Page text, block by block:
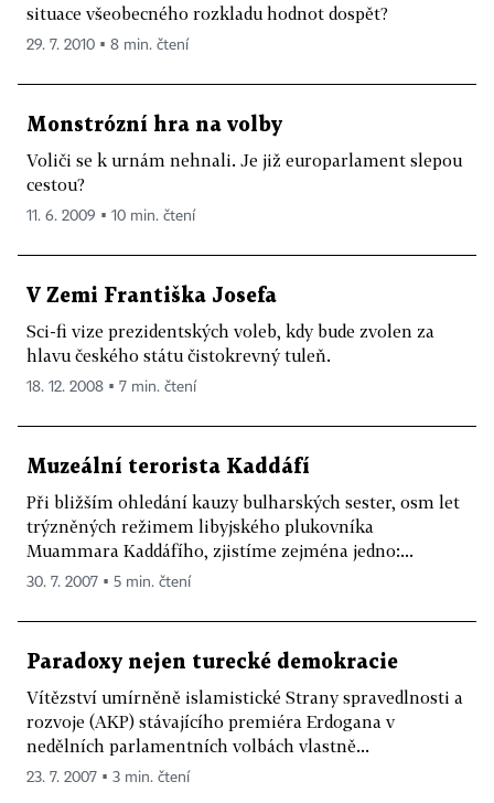
situace všeobecného rozkladu hodnot dospět?
29. 7. 2010 ▪ 8 min. čtení
Monstrózní hra na volby
Voliči se k urnám nehnali. Je již europarlament slepou
cestou?
11. 6. 2009 ▪ 10 min. čtení
V Zemi Františka Josefa
Sci-fi vize prezidentských voleb, kdy bude zvolen za
hlavu českého státu čistokrevný tuleň.
18. 12. 2008 ▪ 7 min. čtení
Muzeální terorista Kaddáfí
Při bližším ohledání kauzy bulharských sester, osm let
trýzněných režimem libyjského plukovníka
Muammara Kaddáfího, zjistíme zejména jedno:...
30. 7. 2007 ▪ 5 min. čtení
Paradoxy nejen turecké demokracie
Vítězství umírněně islamistické Strany spravedlnosti a
rozvoje (AKP) stávajícího premiéra Erdogana v
nedělních parlamentních volbách vlastně...
23. 7. 2007 ▪ 3 min. čtení